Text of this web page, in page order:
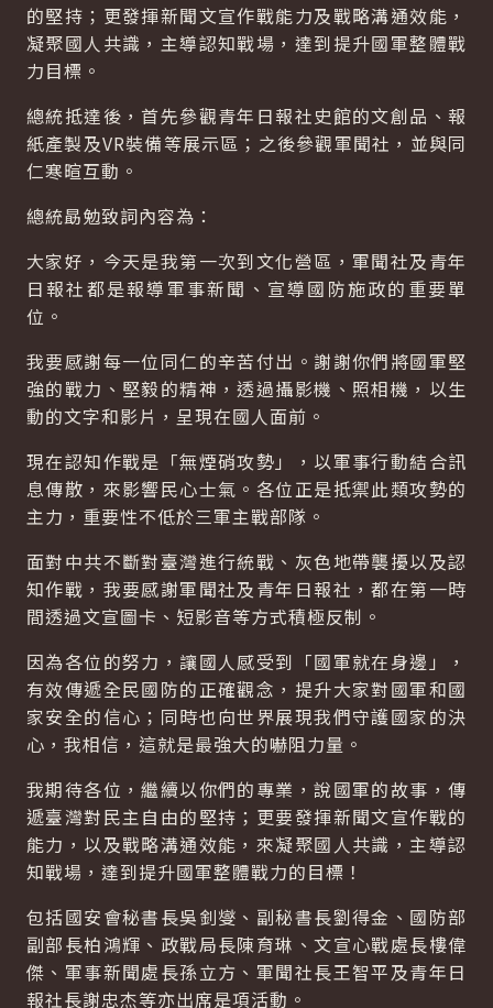
的堅持；更發揮新聞文宣作戰能力及戰略溝通效能，
凝聚國人共識，主導認知戰場，達到提升國軍整體戰
力目標。
總統抵達後，首先參觀青年日報社史館的文創品、報
紙產製及VR裝備等展示區；之後參觀軍聞社，並與同
仁寒暄互動。
總統勗勉致詞內容為：
大家好，今天是我第一次到文化營區，軍聞社及青年
日報社都是報導軍事新聞、宣導國防施政的重要單
位。
我要感謝每一位同仁的辛苦付出。謝謝你們將國軍堅
強的戰力、堅毅的精神，透過攝影機、照相機，以生
動的文字和影片，呈現在國人面前。
現在認知作戰是「無煙硝攻勢」，以軍事行動結合訊
息傳散，來影響民心士氣。各位正是抵禦此類攻勢的
主力，重要性不低於三軍主戰部隊。
面對中共不斷對臺灣進行統戰、灰色地帶襲擾以及認
知作戰，我要感謝軍聞社及青年日報社，都在第一時
間透過文宣圖卡、短影音等方式積極反制。
因為各位的努力，讓國人感受到「國軍就在身邊」，
有效傳遞全民國防的正確觀念，提升大家對國軍和國
家安全的信心；同時也向世界展現我們守護國家的決
心，我相信，這就是最強大的嚇阻力量。
我期待各位，繼續以你們的專業，說國軍的故事，傳
遞臺灣對民主自由的堅持；更要發揮新聞文宣作戰的
能力，以及戰略溝通效能，來凝聚國人共識，主導認
知戰場，達到提升國軍整體戰力的目標！
包括國安會秘書長吳釗燮、副秘書長劉得金、國防部
副部長柏鴻輝、政戰局長陳育琳、文宣心戰處長樓偉
傑、軍事新聞處長孫立方、軍聞社長王智平及青年日
報社長謝忠杰等亦出席是項活動。